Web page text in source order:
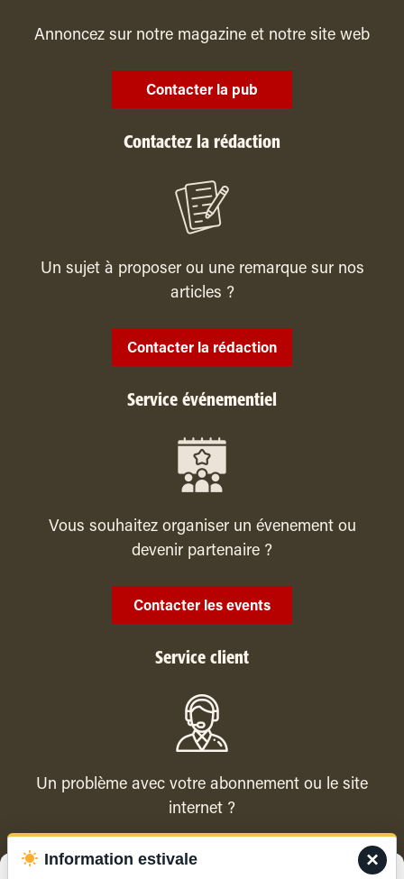
Annoncez sur notre magazine et notre site web
Contacter la pub
Contactez la rédaction
Un sujet à proposer ou une remarque sur nos
articles ?
Contacter la rédaction
Service événementiel
Vous souhaitez organiser un évenement ou
devenir partenaire ?
Contacter les events
Service client
Un problème avec votre abonnement ou le site
internet ?
Contacter le service client ×
Information estivale